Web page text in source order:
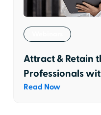
Attract & Retain
Professionals
through hStream
Read Now